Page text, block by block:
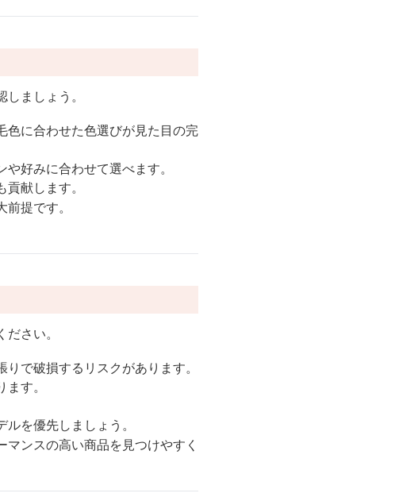
ましょう。
色に合わせた色選びが見た目の完
好みに合わせて選べます。
献します。
前提です。
さい。
で破損するリスクがあります。
す。
を優先しましょう。
ンスの高い商品を見つけやすく